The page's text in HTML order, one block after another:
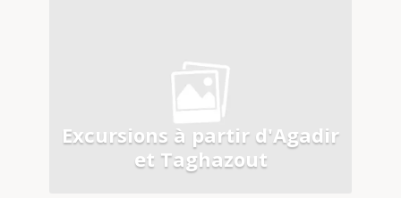
Excursions à partir d'Agadir
et Taghazout